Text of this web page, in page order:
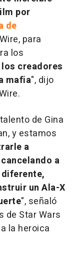
por
de
para
los
los creadores
mafia", dijo
de Gina
y estamos
a
a
un Ala-X
", señaló
de Star Wars
la heroica